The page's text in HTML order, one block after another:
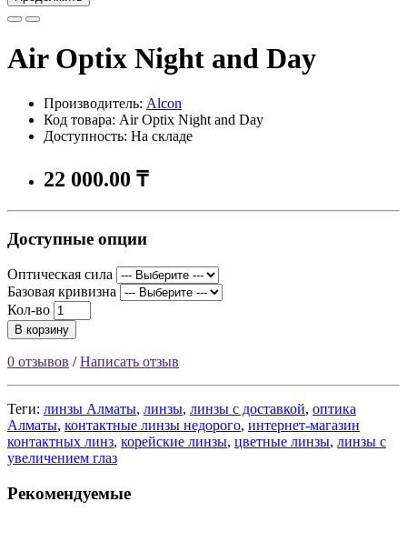
Air Optix Night and Day
Производитель: Alcon
Код товара: Air Optix Night and Day
Доступность: На складе
22 000.00 ₸
Доступные опции
Оптическая сила
Базовая кривизна
Кол-во
В корзину
0 отзывов /Написать отзыв
Теги: линзы Алматы, линзы, линзы с доставкой, оптика
Алматы, контактные линзы недорого, интернет-магазин
контактных линз, корейские линзы, цветные линзы, линзы с
увеличением глаз
Рекомендуемые